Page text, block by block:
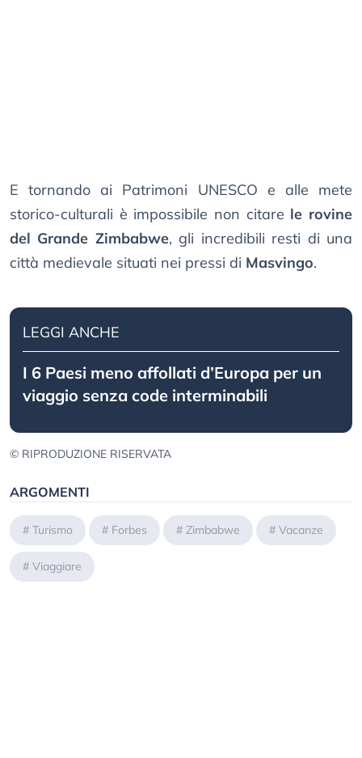
E tornando ai Patrimoni UNESCO e alle mete
storico-culturali è impossibile non citare le rovine
del Grande Zimbabwe, gli incredibili resti di una
città medievale situati nei pressi di Masvingo.
LEGGI ANCHE
I 6 Paesi meno affollati d’Europa per un
viaggio senza code interminabili
© RIPRODUZIONE RISERVATA
ARGOMENTI
# Turismo # Forbes # Zimbabwe # Vacanze
# Viaggiare